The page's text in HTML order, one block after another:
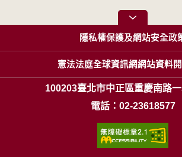
隱私權保護及網站安全政
憲法法庭全球資訊網網站資料
100203臺北市中正區重慶南路
電話：02-23618577